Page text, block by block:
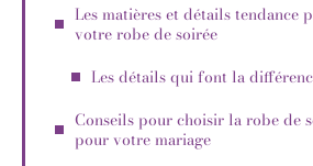
Les matières et détails tendance
votre robe de soirée
Les détails qui font la
Conseils pour choisir la robe de
pour votre mariage